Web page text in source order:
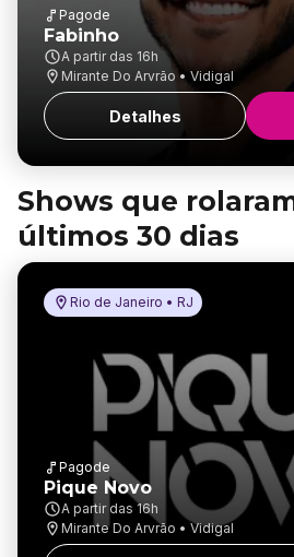
Pagode
Fabinho
A partir das 16h
Mirante Do Arvrão • Vidigal
Detalhes
Shows que
últimos 30 dias
Rio de Janeiro • RJ
Pagode
Pique Novo
A partir das 16h
Mirante Do Arvrão • Vidigal